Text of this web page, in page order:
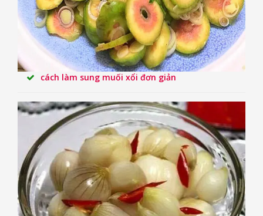
cách làm sung muối xổi đơn giản